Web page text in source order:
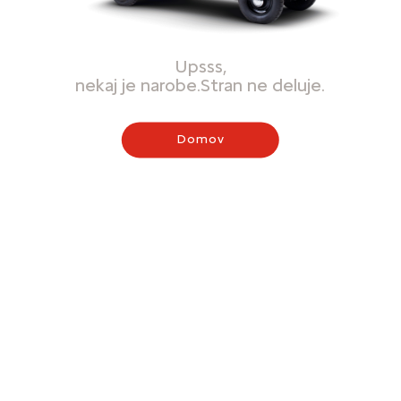
Upsss,
nekaj je narobe.Stran ne deluje.
Domov